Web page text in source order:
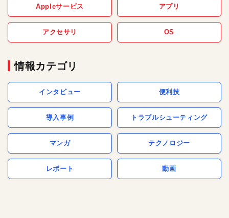
Appleサービス アプリ
アクセサリ OS
情報カテゴリ
インタビュー 便利技
導入事例 トラブルシューティング
マンガ テクノロジー
レポート 動画